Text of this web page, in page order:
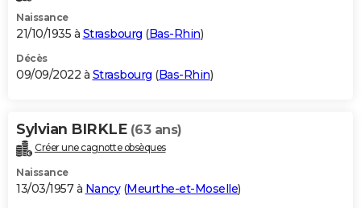
Naissance
21/10/1935 à Strasbourg (Bas-Rhin)
Décès
09/09/2022 à Strasbourg (Bas-Rhin)
Sylvian BIRKLE (63 ans)
Créer une cagnotte obsèques
Naissance
13/03/1957 à Nancy(Meurthe-et-Moselle)